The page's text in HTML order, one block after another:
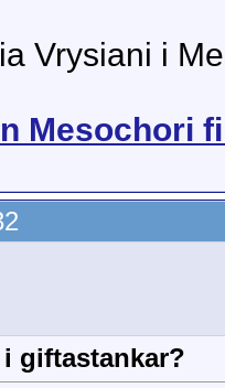
Vrysiani i
Mesochori
giftastankar?